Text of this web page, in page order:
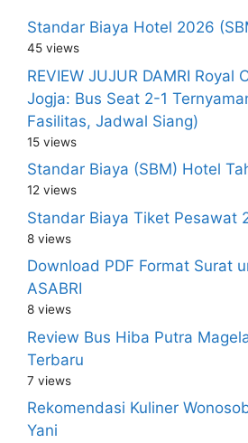
Standar Biaya Hotel 2026
45 views
REVIEW JUJUR DAMRI Royal
Jogja: Bus Seat 2-1
Fasilitas, Jadwal Siang)
15 views
Standar Biaya (SBM) Hotel
12 views
Standar Biaya Tiket Pesawat
8 views
Download PDF Format Surat
ASABRI
8 views
Review Bus Hiba Putra
Terbaru
7 views
Rekomendasi Kuliner
Yani